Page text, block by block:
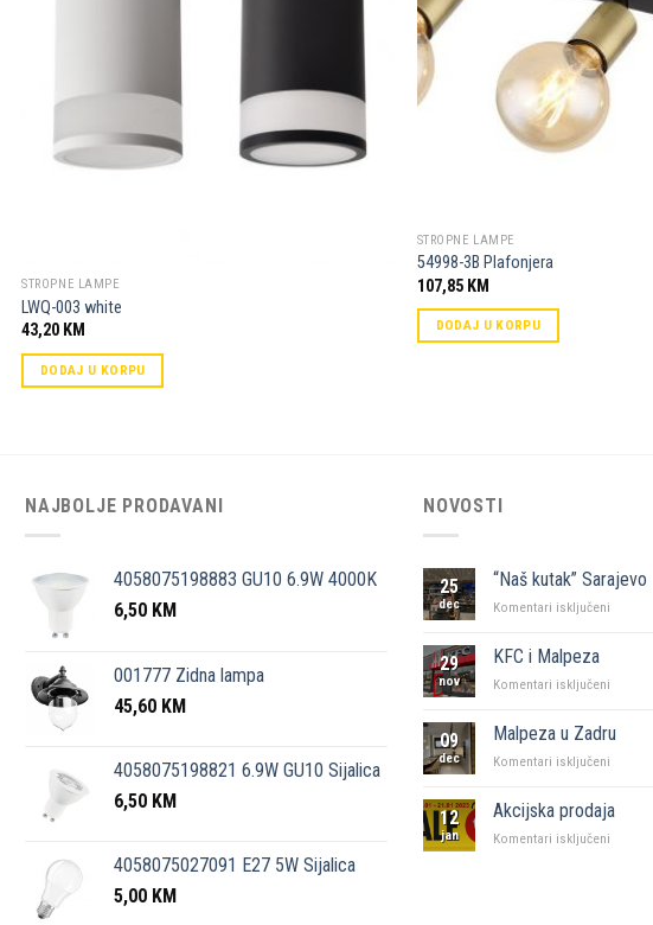
STROPNE LAMPE
LWQ-003 white
43,20 KM
DODAJ U KORPU
STROPNE LAMPE
54998-3B Plafonjera
107,85 KM
DODAJ U KORPU
NAJBOLJE PRODAVANI
4058075198883 GU10 6.9W 4000K
6,50 KM
001777 Zidna lampa
45,60 KM
4058075198821 6.9W GU10 Sijalica
6,50 KM
4058075027091 E27 5W Sijalica
5,00 KM
NOVOSTI
25
dec
“Naš kutak” Sarajevo
Komentari isključeni
29
nov
KFC i Malpeza
Komentari isključeni
Malpeza
09
dec
Malpeza u Zadru
Komentari isključeni
Zadru
12
jan
Akcijska prodaja
Komentari isključeni